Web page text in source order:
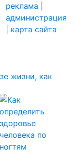
реклама
администрация
карта сайта